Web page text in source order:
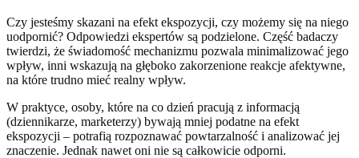
Czy jesteśmy skazani na efekt ekspozycji, czy możemy się na niego
uodpornić? Odpowiedzi ekspertów są podzielone. Część badaczy
twierdzi, że świadomość mechanizmu pozwala minimalizować jego
wpływ, inni wskazują na głęboko zakorzenione reakcje afektywne,
na które trudno mieć realny wpływ.
W praktyce, osoby, które na co dzień pracują z informacją
(dziennikarze, marketerzy) bywają mniej podatne na efekt
ekspozycji – potrafią rozpoznawać powtarzalność i analizować jej
znaczenie. Jednak nawet oni nie są całkowicie odporni.